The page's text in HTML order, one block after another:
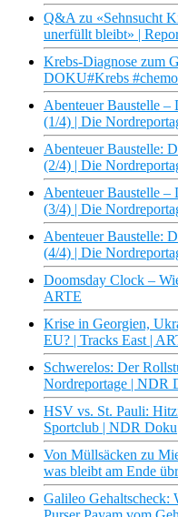
Q&A zu «Sehnsucht
unerfüllt bleibt» |
Krebs-Diagnose zum
DOKU#Krebs
Abenteuer Baustelle –
(1/4) | Die
Abenteuer Baustelle:
(2/4) | Die
Abenteuer Baustelle –
(3/4) | Die
Abenteuer Baustelle:
(4/4) | Die
Doomsday Clock –
ARTE
Krise in Georgien,
EU? | Tracks East |
Schwerelos: Der
Nordreportage | NDR
HSV vs. St. Pauli:
Sportclub | NDR Doku
Von Müllsäcken zu
was bleibt am Ende
Galileo Gehaltscheck: